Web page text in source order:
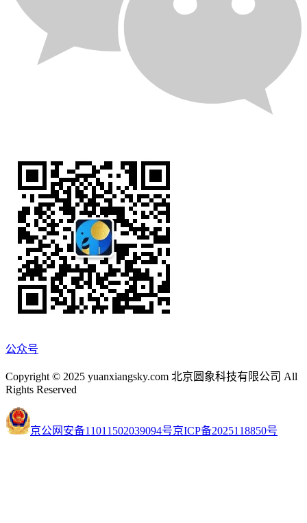
公众号
Copyright © 2025 yuanxiangsky.com 北京圆象科技有限公司 All
Rights Reserved
京公网安备11011502039094号京ICP备2025118850号